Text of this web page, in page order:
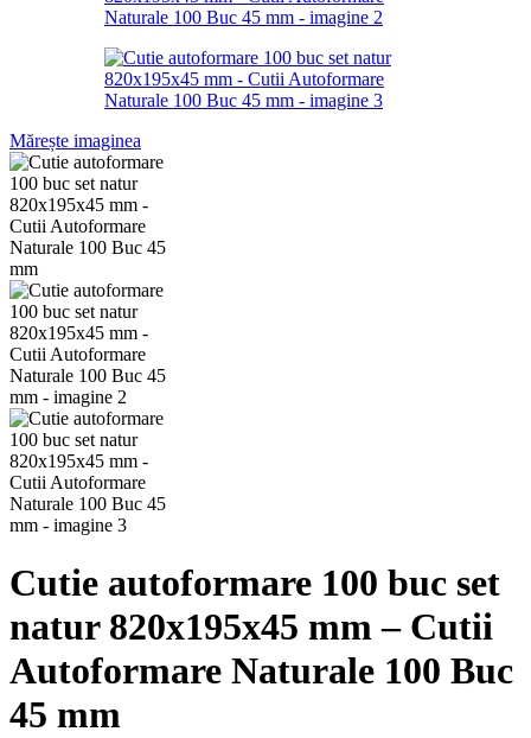
Mărește imaginea
Cutie autoformare 100 buc set
natur 820x195x45 mm – Cutii
Autoformare Naturale 100 Buc
45 mm